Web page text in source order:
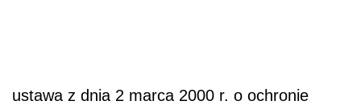
ustawa z dnia 2 marca 2000 r. o ochronie